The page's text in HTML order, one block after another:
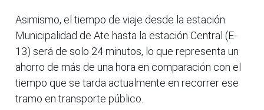
Asimismo, el tiempo de viaje desde la estación
Municipalidad de Ate hasta la estación Central (E-
13) será de solo 24 minutos, lo que representa un
ahorro de más de una hora en comparación con el
tiempo que se tarda actualmente en recorrer ese
tramo en transporte público.